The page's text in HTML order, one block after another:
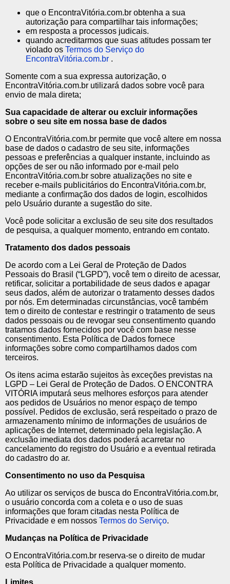
que o EncontraVitória.com.br obtenha a sua
autorização para compartilhar tais informações;
em resposta a processos judicais.
quando acreditarmos que suas atitudes possam ter
violado os Termos do Serviço do
EncontraVitória.com.br .
Somente com a sua expressa autorização, o
EncontraVitória.com.br utilizará dados sobre você para
envio de mala direta;
Sua capacidade de alterar ou excluir informações
sobre o seu site em nossa base de dados
O EncontraVitória.com.br permite que você altere em nossa
base de dados o cadastro de seu site, informações
pessoas e preferências a qualquer instante, incluindo as
opções de ser ou não informado por e-mail pelo
EncontraVitória.com.br sobre atualizações no site e
receber e-mails publicitários do EncontraVitória.com.br,
mediante a confirmação dos dados de login, escolhidos
pelo Usuário durante a sugestão do site.
Você pode solicitar a exclusão de seu site dos resultados
de pesquisa, a qualquer momento, entrando em contato.
Tratamento dos dados pessoais
De acordo com a Lei Geral de Proteção de Dados
Pessoais do Brasil (“LGPD”), você tem o direito de acessar,
retificar, solicitar a portabilidade de seus dados e apagar
seus dados, além de autorizar o tratamento desses dados
por nós. Em determinadas circunstâncias, você também
tem o direito de contestar e restringir o tratamento de seus
dados pessoais ou de revogar seu consentimento quando
tratamos dados fornecidos por você com base nesse
consentimento. Esta Política de Dados fornece
informações sobre como compartilhamos dados com
terceiros.
Os itens acima estarão sujeitos às exceções previstas na
LGPD – Lei Geral de Proteção de Dados. O ENCONTRA
VITÓRIA imputará seus melhores esforços para atender
aos pedidos de Usuários no menor espaço de tempo
possível. Pedidos de exclusão, será respeitado o prazo de
armazenamento mínimo de informações de usuários de
aplicações de Internet, determinado pela legislação. A
exclusão imediata dos dados poderá acarretar no
cancelamento do registro do Usuário e a eventual retirada
do cadastro do ar.
Consentimento no uso da Pesquisa
Ao utilizar os serviços de busca do EncontraVitória.com.br,
o usuário concorda com a coleta e o uso de suas
informações que foram citadas nesta Política de
Privacidade e em nossos Termos do Serviço.
Mudanças na Política de Privacidade
O EncontraVitória.com.br reserva-se o direito de mudar
esta Política de Privacidade a qualquer momento.
Limites